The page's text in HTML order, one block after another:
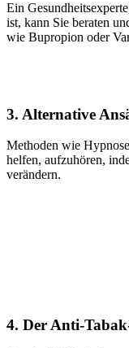
Ein
ist, kann Sie beraten
wie Bupropion oder
3. Alternative
Methoden wie
helfen, aufzuhören,
verändern.
4. Der Anti-